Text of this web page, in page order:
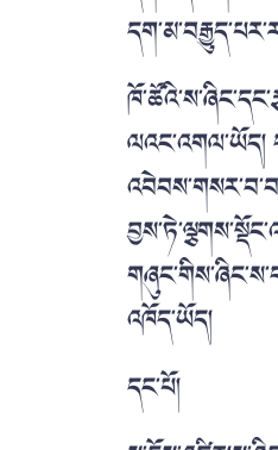
ལའང་འགལ་ཡོད།
འཁོད་ཡོད།
དང་པོ།